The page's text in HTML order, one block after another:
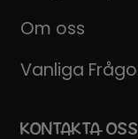
Om oss
Vanliga
KONTAKTA OSS